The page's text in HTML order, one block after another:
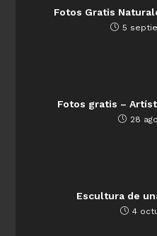
Fotos Gratis
5
Fotos gratis –
28
Escultura de
4